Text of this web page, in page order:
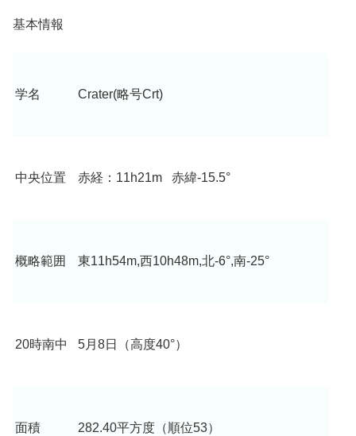
基本情報
学名 Crater(略号Crt)
中央位置 赤経：11h21m 赤緯-15.5°
概略範囲 東11h54m,西10h48m,北-6°,南-25°
20時南中 5月8日（高度40°）
面積 282.40平方度（順位53）